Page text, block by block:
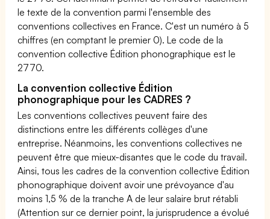
le texte de la convention parmi l'ensemble des
conventions collectives en France. C'est un numéro à 5
chiffres (en comptant le premier 0). Le code de la
convention collective Édition phonographique est le
2770.
La convention collective Édition
phonographique pour les CADRES ?
Les conventions collectives peuvent faire des
distinctions entre les différents collèges d'une
entreprise. Néanmoins, les conventions collectives ne
peuvent être que mieux-disantes que le code du travail.
Ainsi, tous les cadres de la convention collective Édition
phonographique doivent avoir une prévoyance d'au
moins 1,5 % de la tranche A de leur salaire brut rétabli
(Attention sur ce dernier point, la jurisprudence a évolué